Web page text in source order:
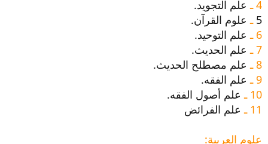
4 ـ علم التجويد.
5 ـ علوم القرآن.
6 ـ علم التوحيد.
7 ـ علم الحديث.
8 ـ علم مصطلح الحديث.
9 ـ علم الفقه.
10 ـ علم أصول الفقه.
11 ـ علم الفرائض
علوم العربية: